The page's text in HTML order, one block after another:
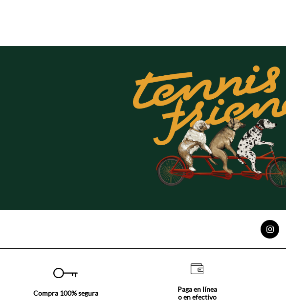
Compra 100% segura
Paga en línea
o en efectivo